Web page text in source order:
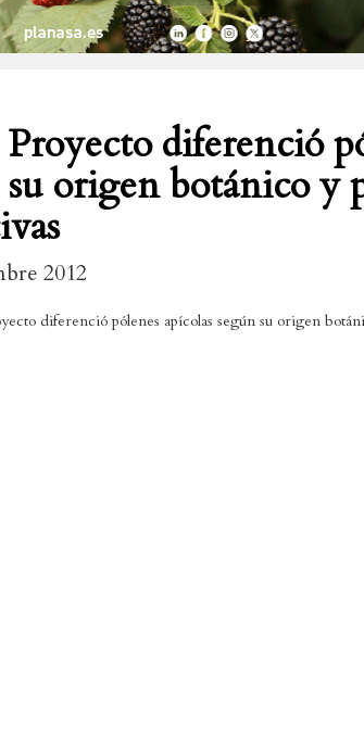
diferenció
origen botánico y
2012